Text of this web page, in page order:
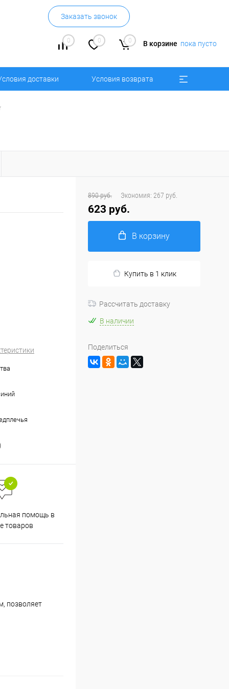
Заказать звонок
0 0 0 В корзине пока пусто
доставки Условия возврата
помощь в
товаров
позволяет
890 руб. Экономия: 267 руб.
623 руб.
В корзину
Купить в 1 клик
Рассчитать доставку
В наличии
Поделиться